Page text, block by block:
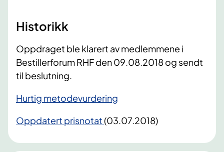
​Historikk
Oppdraget ble klarert av medlemmene i
Bestillerforum RHF den 09.08.2018 og sendt
til beslutning.​
Hurtig metodevurdering
Oppdatert prisnotat(03.07.2018)